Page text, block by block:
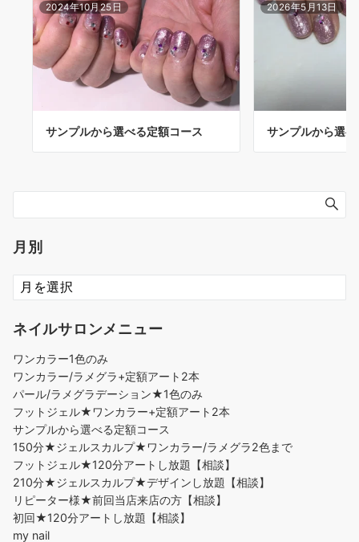
2024年10月25日
サンプルから選べる定額コース
2026年5月13日
サンプルから選
月別
ネイルサロンメニュー
ワンカラー1色のみ
ワンカラー/ラメグラ+定額アート2本
パール/ラメグラデーション★1色のみ
フットジェル★ワンカラー+定額アート2本
サンプルから選べる定額コース
150分★ジェルスカルプ★ワンカラー/ラメグラ2色まで
フットジェル★120分アートし放題【相談】
210分★ジェルスカルプ★デザインし放題【相談】
リピーター様★前回当店来店の方【相談】
初回★120分アートし放題【相談】
my nail